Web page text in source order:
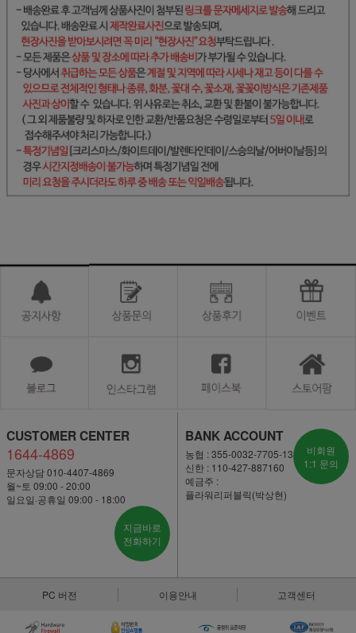
CUSTOMER CENTER
1644-4869
문자상담 010-4407-4869
월~토 09:00 - 20:00
일요일·공휴일 09:00 - 18:00
지금바로
전화하기
BANK ACCOUNT
농협 : 355-0032-7705-13
신한 : 110-427-887160
예금주 :
플라워리퍼블릭(박상현)
비회원
1:1 문의
PC 버전 이용안내 고객센터